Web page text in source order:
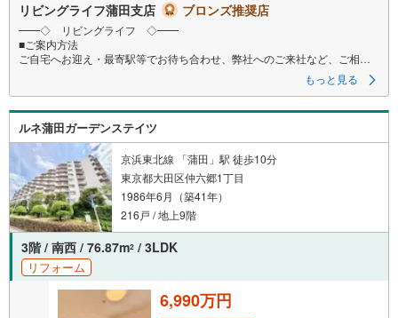
リビングライフ蒲田支店 ブロンズ推奨店
━━◇ リビングライフ ◇━━
■ご案内方法
ご自宅へお迎え・最寄駅等でお待ち合わせ、弊社へのご来社など、ご相談
くださいませ。ご希望があれば周辺環境、お客様の希望に合わせた物件な
■ご予約方法
事前に鍵の手配が必要な場合がありますので、お早目にご連絡をいただけ
ると、ご案内がスムーズです。
■資金のご相談もお気軽にどうぞ！
ライフプラン作成や住宅ローンはどこの銀行がいい？適切な借入額は？な
どご質問にもFPがしっかりとお答えいたします
■キッズスペースもご用意
お子様が退屈しないよう、DVD、おもちゃ、絵本などキッズスペースも充
実させておりますので、ご安心下さい
■お客様駐車場をご用意しております
詳しくはスタッフよりお伝えさせて頂きます
もっと見る
ルネ蒲田ガーデンステイツ
京浜東北線 「蒲田」駅 徒歩10分
東京都大田区仲六郷1丁目
1986年6月（築41年）
216戸 / 地上9階
3階 / 南西 / 76.87m2 / 3LDK
リフォーム
6,990万円